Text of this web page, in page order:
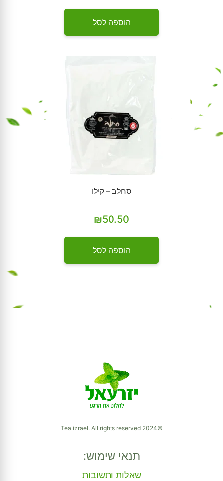
הוספה לסל
סחלב – קילו
₪50.50
הוספה לסל
©2024 Tea izrael. All rights reserved
תנאי שימוש:
שאלות ותשובות